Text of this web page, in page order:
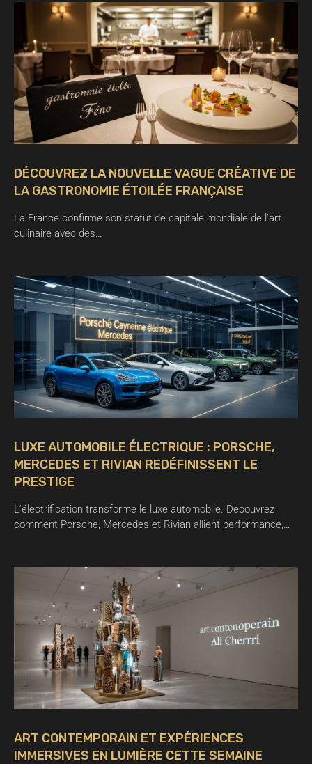
DÉCOUVREZ LA NOUVELLE VAGUE CRÉATIVE DE
LA GASTRONOMIE ÉTOILÉE FRANÇAISE
La France confirme son statut de capitale mondiale de l’art
culinaire avec des…
LUXE AUTOMOBILE ÉLECTRIQUE : PORSCHE,
MERCEDES ET RIVIAN REDÉFINISSENT LE
PRESTIGE
L’électrification transforme le luxe automobile. Découvrez
comment Porsche, Mercedes et Rivian allient performance,…
ART CONTEMPORAIN ET EXPÉRIENCES
IMMERSIVES EN LUMIÈRE CETTE SEMAINE